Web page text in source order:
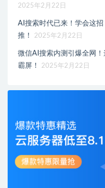
2025年2月22日
AI搜索时代已来！学会这
推！
2025年2月22日
微信AI搜索内测引爆全网
霸屏！
2025年2月22日